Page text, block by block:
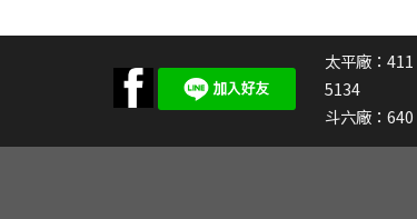
太平廠：411
5134
斗六廠：640